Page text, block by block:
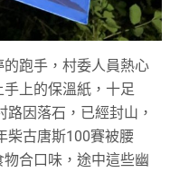
跑手，村委人員熱心
上的保溫紙，十足
因落石，已經封山，
柴古唐斯100賽被腰
合口味，途中這些幽